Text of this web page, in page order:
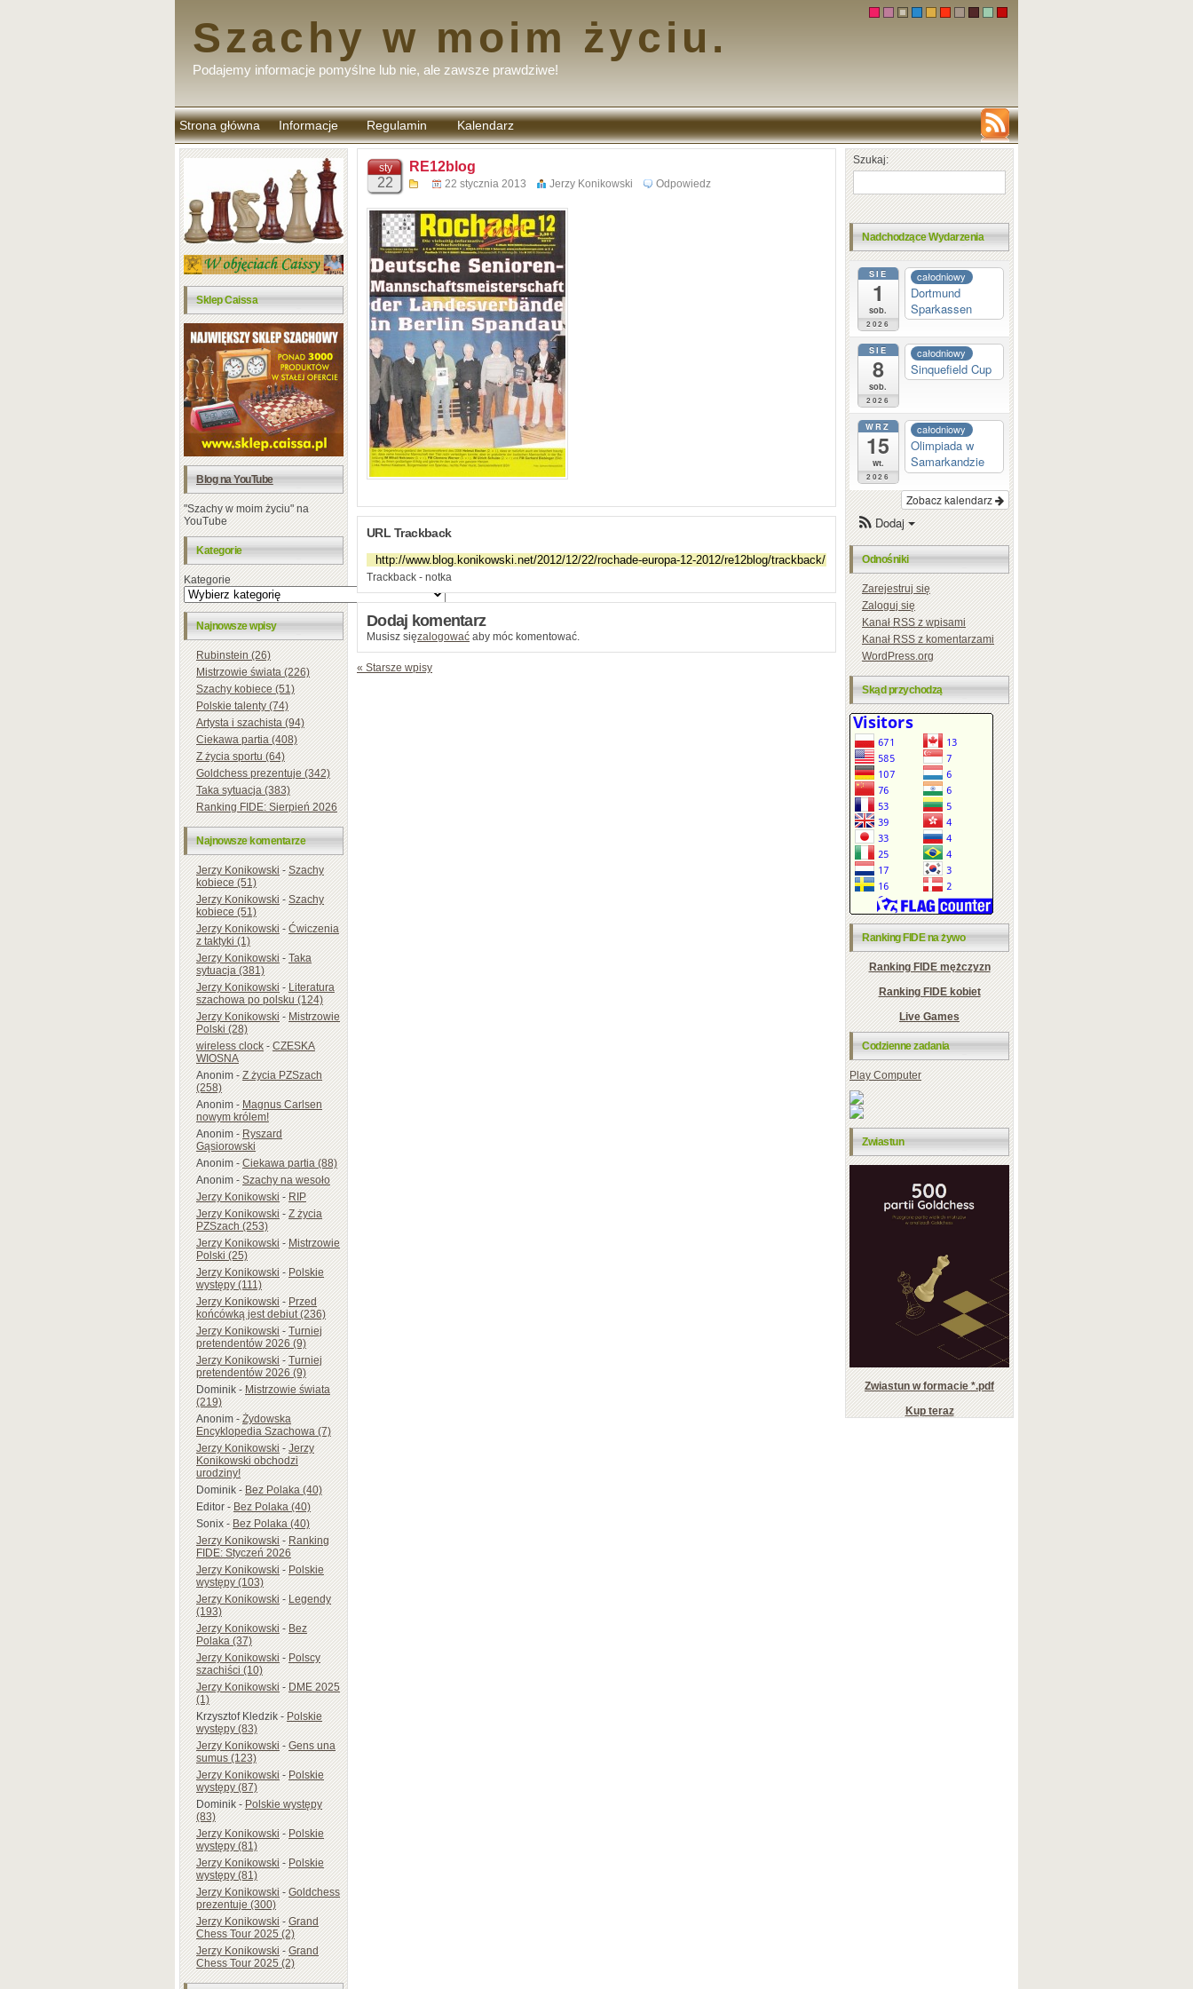
Szachy w moim życiu.
Podajemy informacje pomyślne lub nie, ale zawsze prawdziwe!
Strona główna Informacje Regulamin
komentarzy
Kalendarz
Sklep Caissa
Blog na YouTube
"Szachy w moim życiu" na
YouTube
Kategorie
Kategorie
Najnowsze wpisy
Rubinstein (26)
Mistrzowie świata (226)
Szachy kobiece (51)
Polskie talenty (74)
Artysta i szachista (94)
Ciekawa partia (408)
Z życia sportu (64)
Goldchess prezentuje (342)
Taka sytuacja (383)
Ranking FIDE: Sierpień 2026
Najnowsze komentarze
Jerzy Konikowski-Szachy
kobiece (51)
Jerzy Konikowski-Szachy
kobiece (51)
Jerzy Konikowski-Ćwiczenia
z taktyki (1)
Jerzy Konikowski-Taka
sytuacja (381)
Jerzy Konikowski-Literatura
szachowa po polsku (124)
Jerzy Konikowski-Mistrzowie
Polski (28)
wireless clock-CZESKA
WIOSNA
Anonim-Z życia PZSzach
(258)
Anonim-Magnus Carlsen
nowym królem!
Anonim-Ryszard
Gąsiorowski
Anonim-Ciekawa partia (88)
Anonim-Szachy na wesoło
Jerzy Konikowski-RIP
Jerzy Konikowski-Z życia
PZSzach (253)
Jerzy Konikowski-Mistrzowie
Polski (25)
Jerzy Konikowski-Polskie
występy (111)
Jerzy Konikowski-Przed
końcówką jest debiut (236)
Jerzy Konikowski-Turniej
pretendentów 2026 (9)
Jerzy Konikowski-Turniej
pretendentów 2026 (9)
Dominik-Mistrzowie świata
(219)
Anonim-Żydowska
Encyklopedia Szachowa (7)
Jerzy Konikowski-Jerzy
Konikowski obchodzi
urodziny!
Dominik-Bez Polaka (40)
Editor-Bez Polaka (40)
Sonix-Bez Polaka (40)
Jerzy Konikowski-Ranking
FIDE: Styczeń 2026
Jerzy Konikowski-Polskie
występy (103)
Jerzy Konikowski-Legendy
(193)
Jerzy Konikowski-Bez
Polaka (37)
Jerzy Konikowski-Polscy
szachiści (10)
Jerzy Konikowski-DME 2025
(1)
Krzysztof Kledzik-Polskie
występy (83)
Jerzy Konikowski-Gens una
sumus (123)
Jerzy Konikowski-Polskie
występy (87)
Dominik-Polskie występy
(83)
Jerzy Konikowski-Polskie
występy (81)
Jerzy Konikowski-Polskie
występy (81)
Jerzy Konikowski-Goldchess
prezentuje (300)
Jerzy Konikowski-Grand
Chess Tour 2025 (2)
Jerzy Konikowski-Grand
Chess Tour 2025 (2)
sty
22
RE12blog
22 stycznia 2013 Jerzy Konikowski Odpowiedz
URL Trackback
Trackback - notka
Dodaj komentarz
Musisz sięzalogować aby móc komentować.
« Starsze wpisy
Szukaj:
Nadchodzące Wydarzenia
SIE
1
sob.
2026
całodniowy
Dortmund
Sparkassen
SIE
8
sob.
2026
całodniowy
Sinquefield Cup
WRZ
15
wt.
2026
całodniowy
Olimpiada w
Samarkandzie
Zobacz kalendarz
Dodaj
Odnośniki
Zarejestruj się
Zaloguj się
KanałRSSz wpisami
KanałRSSz komentarzami
WordPress.org
Skąd przychodzą
Ranking FIDE na żywo
Ranking FIDE mężczyzn
Ranking FIDE kobiet
Live Games
Codzienne zadania
Play Computer
Zwiastun
Zwiastun w formacie *.pdf
Kup teraz